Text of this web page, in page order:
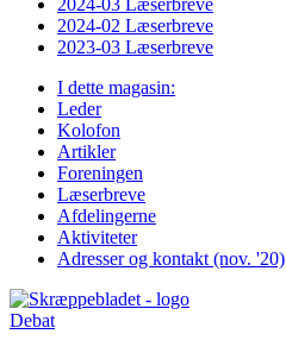
2024-02 Læserbreve
2023-03 Læserbreve
I dette magasin:
Leder
Kolofon
Artikler
Foreningen
Læserbreve
Afdelingerne
Aktiviteter
Adresser og kontakt (nov. '20)
Debat